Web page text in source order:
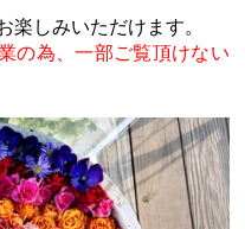
しみいただけます。
の為、一部ご覧頂けない